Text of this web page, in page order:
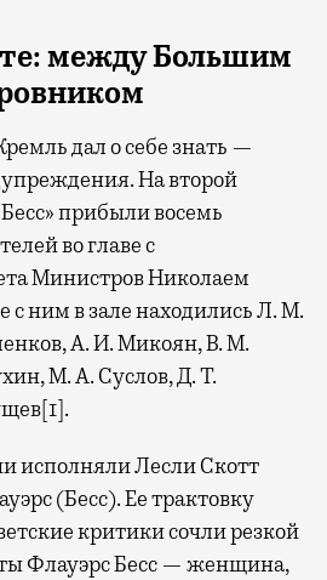
между Большим
дал о себе знать —
На второй
прибыли восемь
во главе с
Министров Николаем
ним в зале находились Л. М.
А. И. Микоян, В. М.
М. А. Суслов, Д. Т.
исполняли Лесли Скотт
(Бесс). Ее трактовку
критики сочли резкой
Флауэрс Бесс — женщина,